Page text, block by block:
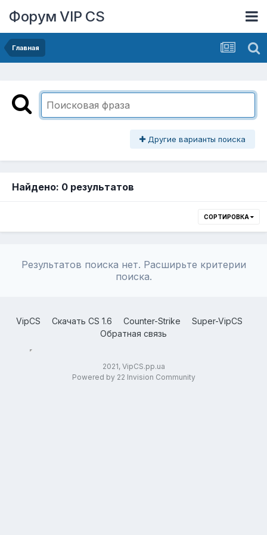
Форум VIP CS
Главная
Другие варианты поиска
Найдено: 0 результатов
СОРТИРОВКА
Результатов поиска нет. Расширьте критерии
поиска.
VipCS Скачать CS 1.6 Counter-Strike
Super-VipCS
Обратная связь
2021, VipCS.pp.ua
Powered by 22 Invision Community